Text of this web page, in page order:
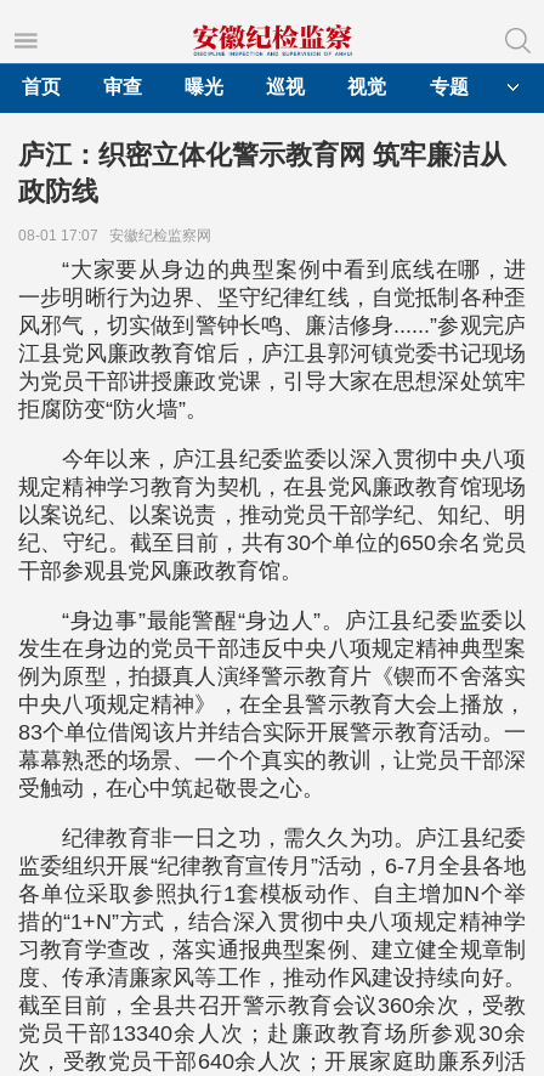
首页
审查 曝光 巡视 视觉 专题
庐江：织密立体化警示教育网 筑牢廉洁从
政防线
08-01 17:07 安徽纪检监察网
“大家要从身边的典型案例中看到底线在哪，进
一步明晰行为边界、坚守纪律红线，自觉抵制各种歪
风邪气，切实做到警钟长鸣、廉洁修身......”参观完庐
江县党风廉政教育馆后，庐江县郭河镇党委书记现场
为党员干部讲授廉政党课，引导大家在思想深处筑牢
拒腐防变“防火墙”。
今年以来，庐江县纪委监委以深入贯彻中央八项
规定精神学习教育为契机，在县党风廉政教育馆现场
以案说纪、以案说责，推动党员干部学纪、知纪、明
纪、守纪。截至目前，共有30个单位的650余名党员
干部参观县党风廉政教育馆。
“身边事”最能警醒“身边人”。庐江县纪委监委以
发生在身边的党员干部违反中央八项规定精神典型案
例为原型，拍摄真人演绎警示教育片《锲而不舍落实
中央八项规定精神》，在全县警示教育大会上播放，
83个单位借阅该片并结合实际开展警示教育活动。一
幕幕熟悉的场景、一个个真实的教训，让党员干部深
受触动，在心中筑起敬畏之心。
纪律教育非一日之功，需久久为功。庐江县纪委
监委组织开展“纪律教育宣传月”活动，6-7月全县各地
各单位采取参照执行1套模板动作、自主增加N个举
措的“1+N”方式，结合深入贯彻中央八项规定精神学
习教育学查改，落实通报典型案例、建立健全规章制
度、传承清廉家风等工作，推动作风建设持续向好。
截至目前，全县共召开警示教育会议360余次，受教
党员干部13340余人次；赴廉政教育场所参观30余
次，受教党员干部640余人次；开展家庭助廉系列活